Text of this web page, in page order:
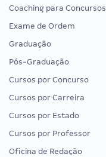
Coaching para Concursos
Exame de Ordem
Graduação
Pós-Graduação
Cursos por Concurso
Cursos por Carreira
Cursos por Estado
Cursos por Professor
Oficina de Redação